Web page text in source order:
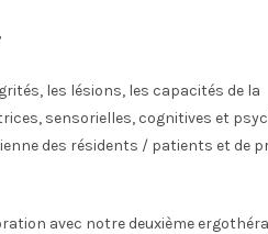
les lésions, les capacités de la
sensorielles, cognitives et
des résidents / patients et de
avec notre deuxième